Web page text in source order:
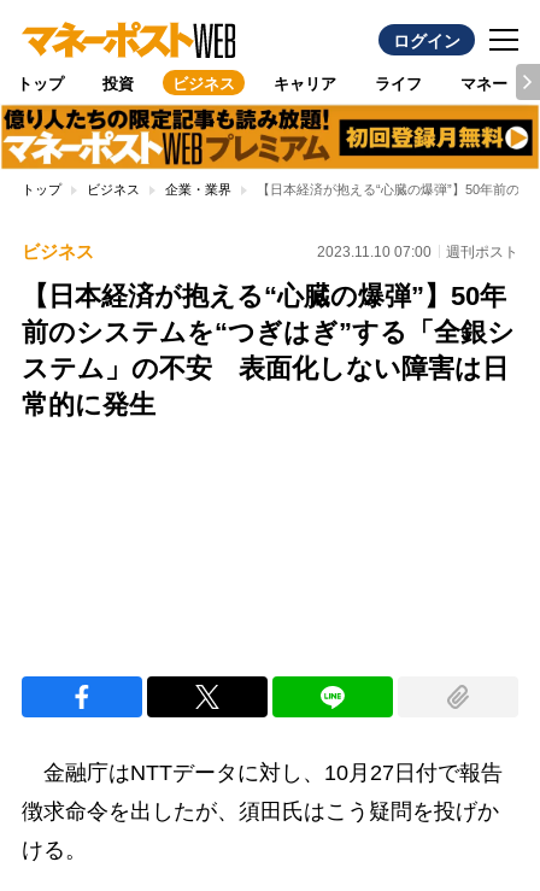
ログイン
トップ 投資 ビジネス キャリア ライフ マネー
トップ ビジネス 企業・業界 【日本経済が抱える“心臓の爆弾”】50年前の
ビジネス 2023.11.10 07:00 週刊ポスト
【日本経済が抱える“心臓の爆弾”】50年
前のシステムを“つぎはぎ”する「全銀シ
ステム」の不安 表面化しない障害は日
常的に発生
金融庁はNTTデータに対し、10月27日付で報告
徴求命令を出したが、須田氏はこう疑問を投げか
ける。